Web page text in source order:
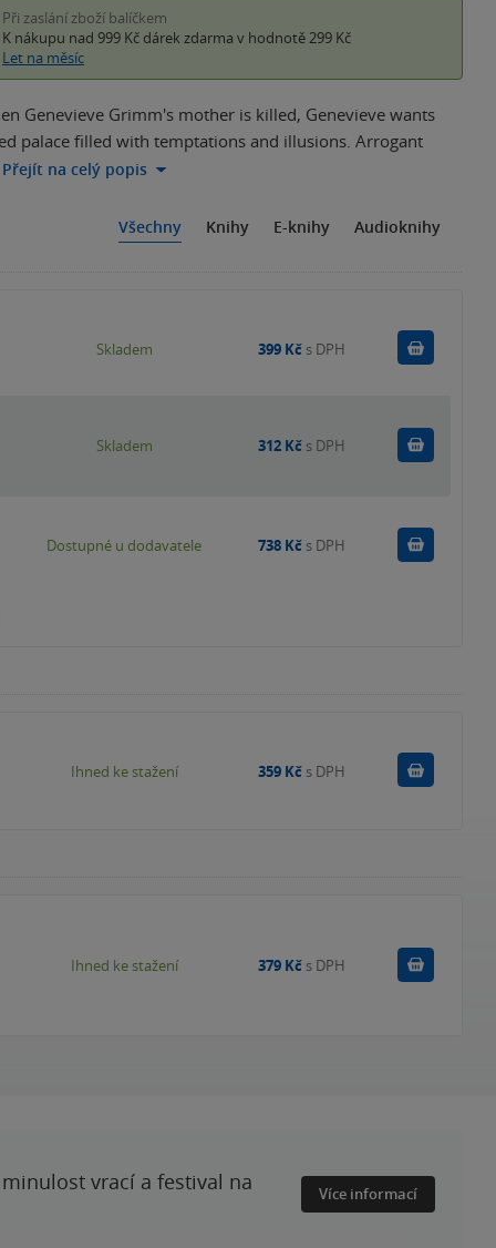
Při zaslání zboží balíčkem
K nákupu nad 999 Kč dárek zdarma v hodnotě 299 Kč
Let na měsíc
Genevieve Grimm's mother is killed, Genevieve wants
palace filled with temptations and illusions. Arrogant
Přejít na celý popis
Všechny Knihy E-knihy Audioknihy
Skladem 399 Kč s DPH
Skladem 312 Kč s DPH
Dostupné u dodavatele 738 Kč s DPH
Ihned ke stažení 359 Kč s DPH Koupit
Ihned ke stažení 379 Kč s DPH Koupit
vrací a festival na
Více informací